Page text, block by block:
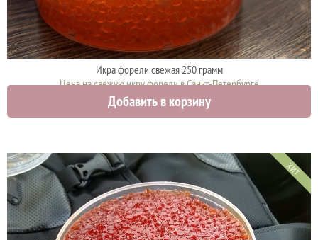
Икра форели свежая 250 грамм
Цена на свежую икру форели в Санкт-Петербурге
2375 руб.
Добавить в корзину
ХИТ